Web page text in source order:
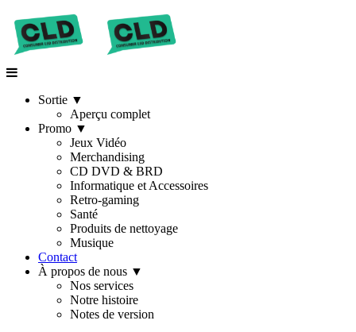
Sortie ▼
Aperçu complet
Promo ▼
Jeux Vidéo
Merchandising
CD DVD & BRD
Informatique et Accessoires
Retro-gaming
Santé
Produits de nettoyage
Musique
Contact
À propos de nous ▼
Nos services
Notre histoire
Notes de version